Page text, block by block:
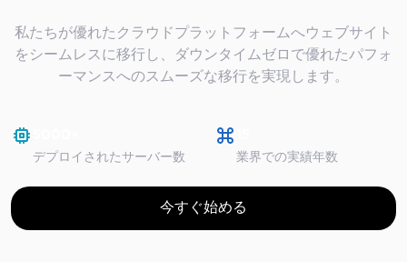
私たちが優れたクラウドプラットフォームへウェブサイト
をシームレスに移行し、ダウンタイムゼロで優れたパフォ
ーマンスへのスムーズな移行を実現します。
デプロイされたサーバー数 業界での実績年数
今すぐ始める